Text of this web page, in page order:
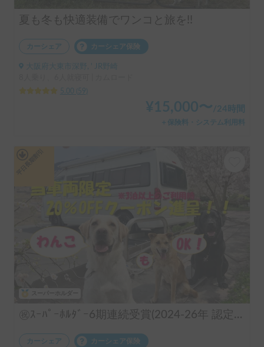
夏も冬も快適装備でワンコと旅を!!
カーシェア カーシェア保険
大阪府大東市深野, ' JR野崎
5.00
59
¥ 15,000〜/24時間
＋保険料・システム利用料
㊗️ｽｰﾊﾟｰﾎﾙﾀﾞｰ6期連続受賞(2024-26年 認定実績)👑 長期のご利用実績多数♨️🐕♨️わんちゃん🆗🙆✨FFヒーターで夜はぽかぽか☕️直前予約も可能(要相談下さい)⏰全面網戸で犬も人も快適👍ファミリーも喜んで頂けます😃〈ポータブルクーラー・大容量ポータブルバッテリー・電子レンジ・天井換気ファン・冷蔵庫・サブバッテリー2機・外部電源〉 断熱車体&アクリル二重＋網戸とシェード付の断熱窓！花火大会＆野外音楽フェスにも！ロードバイク2台楽々積んで車中泊OK❣️トランポ的な使い方も出来ます！ ハイエース サーフィン 憧れのキャンピングカーで！ 白馬 野沢温泉 蔵王 八方尾根 妙高 スキー スノボ
カーシェア カーシェア保険